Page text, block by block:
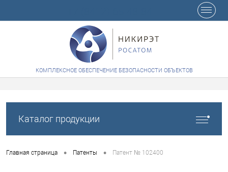
КОМПЛЕКСНОЕ ОБЕСПЕЧЕНИЕ БЕЗОПАСНОСТИ ОБЪЕКТОВ
Каталог продукции
Главная страница • Патенты • Патент № 102400